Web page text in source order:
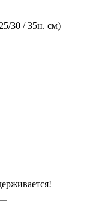
30 / 35н. см)